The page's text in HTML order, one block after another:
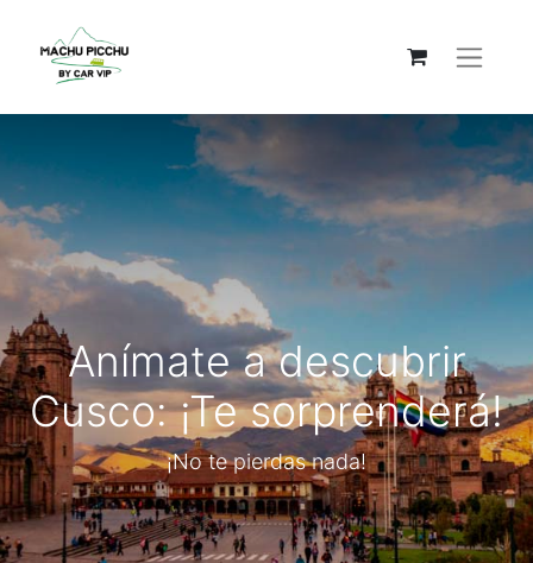
Anímate a descubrir
Cusco: ¡Te sorprenderá!
¡No te pierdas nada!